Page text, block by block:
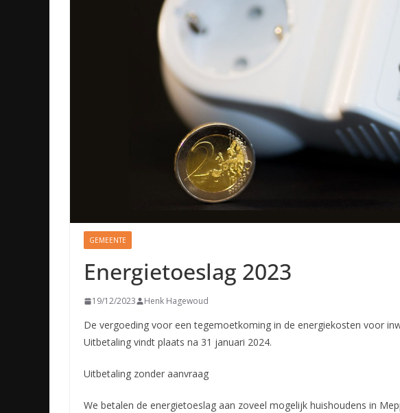
GEMEENTE
Energietoeslag 2023
19/12/2023 Henk Hagewoud
De vergoeding voor een tegemoetkoming in de energiekosten voor
Uitbetaling vindt plaats na 31 januari 2024.
Uitbetaling zonder aanvraag
We betalen de energietoeslag aan zoveel mogelijk huishoudens in